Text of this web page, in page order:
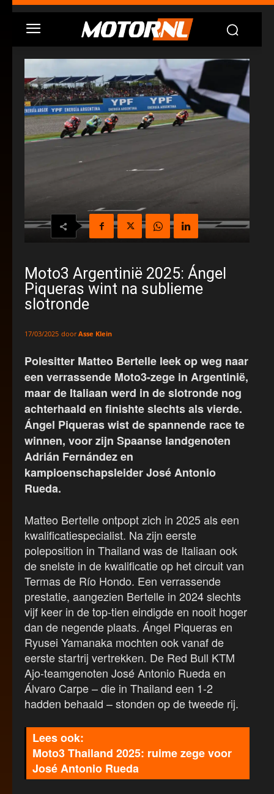
Moto3 Argentinië 2025: Ángel
Piqueras wint na sublieme
slotronde
17/03/2025 door Asse Klein
Polesitter Matteo Bertelle leek op weg naar
een verrassende Moto3-zege in Argentinië,
maar de Italiaan werd in de slotronde nog
achterhaald en finishte slechts als vierde.
Ángel Piqueras wist de spannende race te
winnen, voor zijn Spaanse landgenoten
Adrián Fernández en
kampioenschapsleider José Antonio
Rueda.
Matteo Bertelle ontpopt zich in 2025 als een
kwalificatiespecialist. Na zijn eerste
poleposition in Thailand was de Italiaan ook
de snelste in de kwalificatie op het circuit van
Termas de Río Hondo. Een verrassende
prestatie, aangezien Bertelle in 2024 slechts
vijf keer in de top-tien eindigde en nooit hoger
dan de negende plaats. Ángel Piqueras en
Ryusei Yamanaka mochten ook vanaf de
eerste startrij vertrekken. De Red Bull KTM
Ajo-teamgenoten José Antonio Rueda en
Álvaro Carpe – die in Thailand een 1-2
hadden behaald – stonden op de tweede rij.
Moto3 Thailand 2025: ruime zege voor
José Antonio Rueda